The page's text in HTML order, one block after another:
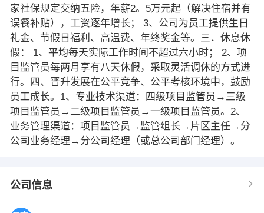
家社保规定交纳五险，年薪2。5万元起（解决住宿并有
误餐补贴），工资逐年增长； 3、公司为员工提供生日
礼金、节假日福利、高温费、年终奖金等。三．休息休
假： 1、平均每天实际工作时间不超过六小时； 2、项
目监管员每两月享有八天休假，采取灵活调休的方式进
行。四、晋升发展在公平竞争、公平考核环境中，鼓励
员工成长。1、专业技术渠道：四级项目监管员→三级
项目监管员→二级项目监管员→一级项目监管员。2、
业务管理渠道：项目监管员→监管组长→片区主任→分
公司业务经理→分公司经理（或总公司部门经理）。
公司信息